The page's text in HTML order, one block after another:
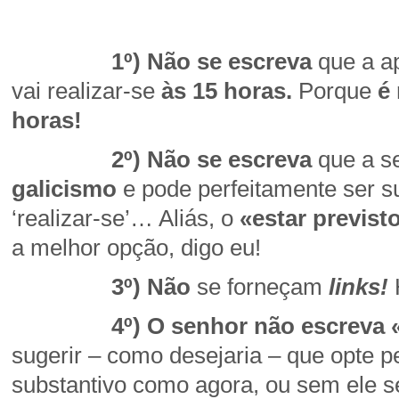
1º) Não se escreva que a
vai realizar-se às 15 horas. Porque é
horas!
2º) Não se escrevaque a
galicismo e pode perfeitamente ser
‘realizar-se’… Aliás, o «estar
a melhor opção, digo eu!
3º) Não se forneçam links!
4º) O senhor não escreva
sugerir – como desejaria – que opte
substantivo como agora, ou sem ele